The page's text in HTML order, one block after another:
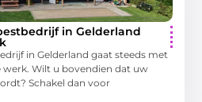
in Gelderland
in Gelderland gaat steeds met
Wilt u bovendien dat uw
Schakel dan voor